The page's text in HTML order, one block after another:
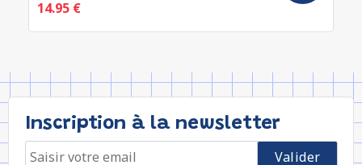
14.95 €
Inscription à la newsletter